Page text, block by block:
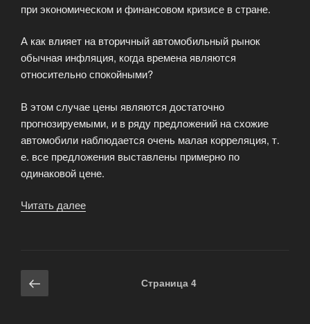
при экономическом и финансовом кризисе в стране.
А как влияет на вторичный автомобильный рынок
обычная инфляция, когда времена являются
относительно спокойными?
В этом случае цены являются достаточно
прогнозируемыми, и в ряду предложений на схожие
автомобили наблюдается очень малая корреляция, т.
е. все предложения выставлены примерно по
одинаковой цене.
Читать далее
Навигация
по
Предыдущая
страница
Страница 4